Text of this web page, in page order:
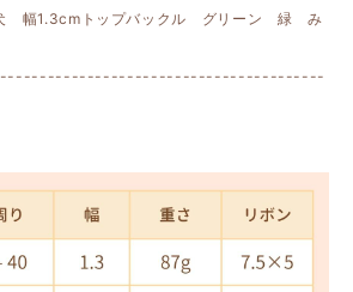
幅1.3cmトップバックル グリーン 緑 み